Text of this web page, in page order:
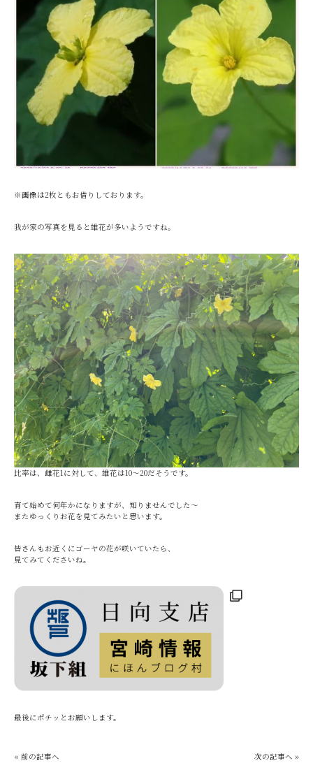
※画像は2枚ともお借りしております。
我が家の写真を見ると雄花が多いようですね。
比率は、雌花1に対して、雄花は10～20だそうです。
育て始めて何年かになりますが、知りませんでした～
またゆっくりお花を見てみたいと思います。
皆さんもお近くにゴーヤの花が咲いていたら、
見てみてくださいね。
最後にポチッとお願いします。
« 前の記事へ 次の記事へ »